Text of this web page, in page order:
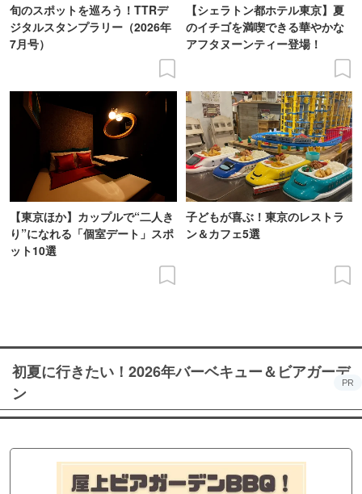
旬のスポットを巡ろう！TTRデ
ジタルスタンプラリー（2026年
7月号）
【シェラトン都ホテル東京】夏
のイチゴを満喫できる華やかな
アフタヌーンティー登場！
【東京ほか】カップルで“二人き
り”になれる「個室デート」スポ
ット10選
子どもが喜ぶ！東京のレストラ
ン＆カフェ5選
初夏に行きたい！2026年バーベキュー＆ビアガーデ
ン
PR